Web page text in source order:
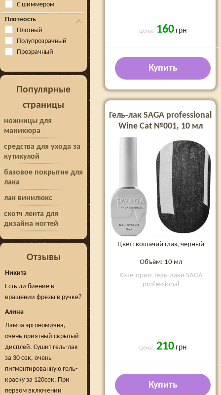
С шиммером
Плотность
Плотный
Полупрозрачный
Прозрачный
Популярные
страницы
ножницы для
маникюра
средства для ухода за
кутикулой
базовое покрытие для
лака
лак винилюкс
скотч лента для
дизайна ногтей
Отзывы
Никита
Есть ли биение в
вращении фрезы в ручке?
Алина
Лампа эргономична,
очень приятный скрытый
дисплей. Сушит гель-лак
за 30 сек, очень
пигментированную гель-
краску за 120сек. При
первом включении
Цена: 160 грн
Купить
Гель-лак SAGA professional
Wine Cat №001, 10 мл
Цвет: кошачий глаз, черный
Объём: 10 мл
Категория: Гель-лаки SAGA
professional
Цена: 210 грн
Купить